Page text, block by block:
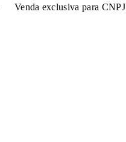
Venda exclusiva para CNPJ